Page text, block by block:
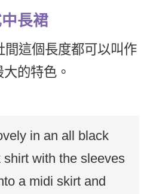
長裙
間這個長度都可以叫作
的特色。
in an all black
with the sleeves
a midi skirt and